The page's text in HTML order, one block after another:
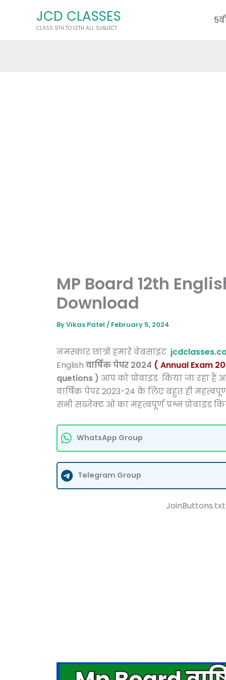
JCD CLASSES
CLASS 9TH TO 12TH ALL SUBJECT
MP Board 12th
Download
ByVikas Patel / February 5, 2024
नमस्कार छात्रों हमारे वेबसाइट
English वार्षिक पेपर 2024 ( Annual Exam
quetions ) आप को प्रोवाइड किया जा रहा
वार्षिक पेपर 2023-24 के लिए बहुत ही
सभी सब्जेक्ट ओं का महत्वपूर्ण प्रश्न प्रोवाइड
WhatsApp Group
Telegram Group